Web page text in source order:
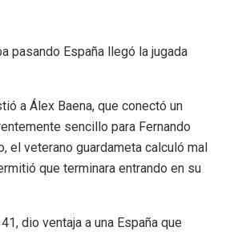
pasando España llegó la jugada
a Álex Baena, que conectó un
sencillo para Fernando
el veterano guardameta calculó mal
que terminara entrando en su
dio ventaja a una España que